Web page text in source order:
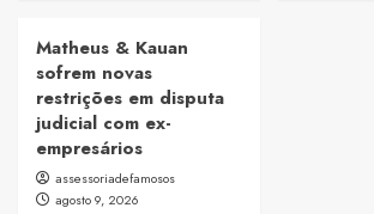
Matheus & Kauan
sofrem novas
restrições em disputa
judicial com ex-
empresários
assessoriadefamosos
agosto 9, 2026